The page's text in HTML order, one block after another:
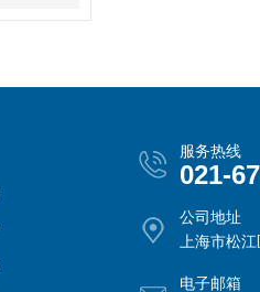
服务热线
021-
公司地址
上海市松
电子邮箱